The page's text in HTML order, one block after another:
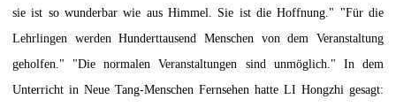
sie ist so wunderbar wie aus Himmel. Sie ist die Hoffnung." "Für die
Lehrlingen werden Hunderttausend Menschen von dem Veranstaltung
geholfen." "Die normalen Veranstaltungen sind unmöglich." In dem
Unterricht in Neue Tang-Menschen Fernsehen hatte LI Hongzhi gesagt: